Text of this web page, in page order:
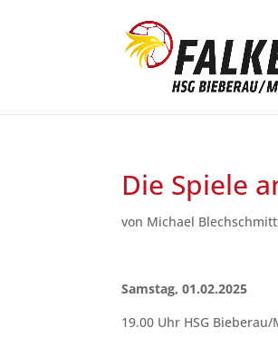
Die Spiele
von Michael Blechschmitt
Samstag, 01.02.2025
19.00 Uhr HSG